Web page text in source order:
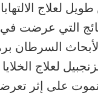
لعلاج
التي عرضت
لأبحاث السرطان
لعلاج
على إثر